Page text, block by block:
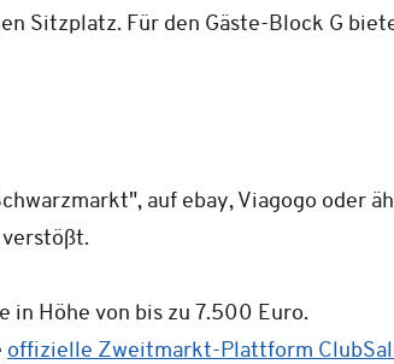
Sitzplatz. Für den Gäste-Block G
auf ebay, Viagogo oder
Höhe von bis zu 7.500 Euro.
offizielle Zweitmarkt-Plattform